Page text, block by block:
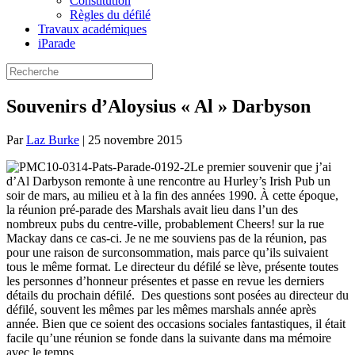
Règles du défilé
Travaux académiques
iParade
Souvenirs d’Aloysius « Al » Darbyson
ParLaz Burke | 25 novembre 2015
Le premier souvenir que j’ai
d’Al Darbyson remonte à une rencontre au Hurley’s Irish Pub un
soir de mars, au milieu et à la fin des années 1990. À cette époque,
la réunion pré-parade des Marshals avait lieu dans l’un des
nombreux pubs du centre-ville, probablement Cheers! sur la rue
Mackay dans ce cas-ci. Je ne me souviens pas de la réunion, pas
pour une raison de surconsommation, mais parce qu’ils suivaient
tous le même format. Le directeur du défilé se lève, présente toutes
les personnes d’honneur présentes et passe en revue les derniers
détails du prochain défilé. Des questions sont posées au directeur du
défilé, souvent les mêmes par les mêmes marshals année après
année. Bien que ce soient des occasions sociales fantastiques, il était
facile qu’une réunion se fonde dans la suivante dans ma mémoire
avec le temps.